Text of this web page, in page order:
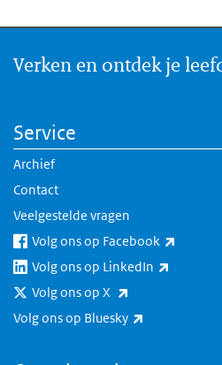
Verken en ontdek je
Service
Archief
Contact
Veelgestelde vragen
Volg ons op Facebook
Volg ons op LinkedIn
Volg ons op X
Volg ons op Bluesky